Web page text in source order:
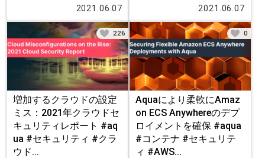
2021.06.07 2021.06.07
増加するクラウドの設定
ミス：2021年クラウドセ
キュリティレポート #aq
ua #セキュリティ #クラ
ウド...
226
Aquaにより柔軟にAmaz
on ECS Anywhereのデプ
ロイメントを確保 #aqua
#コンテナ #セキュリテ
ィ #AWS...
0